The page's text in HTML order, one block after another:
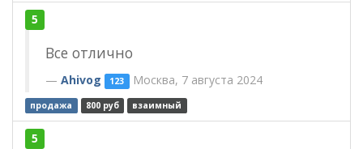
5
Все отлично
Ahivog 123 Москва, 7 августа 2024
продажа 800 руб взаимный
5